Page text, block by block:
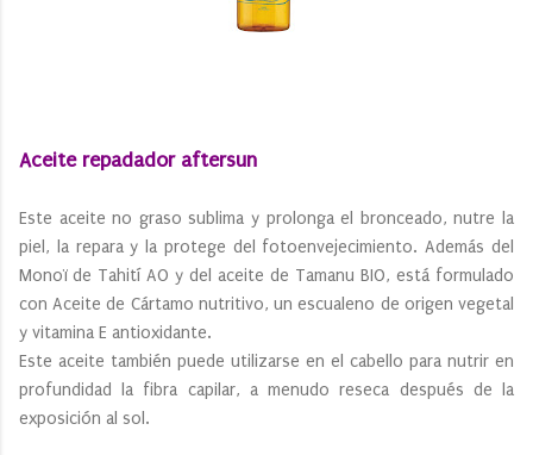
Aceite repadador aftersun
Este aceite no graso sublima y prolonga el bronceado, nutre la
piel, la repara y la protege del fotoenvejecimiento. Además del
Monoï de Tahití AO y del aceite de Tamanu BIO, está formulado
con Aceite de Cártamo nutritivo, un escualeno de origen vegetal
y vitamina E antioxidante.
Este aceite también puede utilizarse en el cabello para nutrir en
profundidad la fibra capilar, a menudo reseca después de la
exposición al sol.